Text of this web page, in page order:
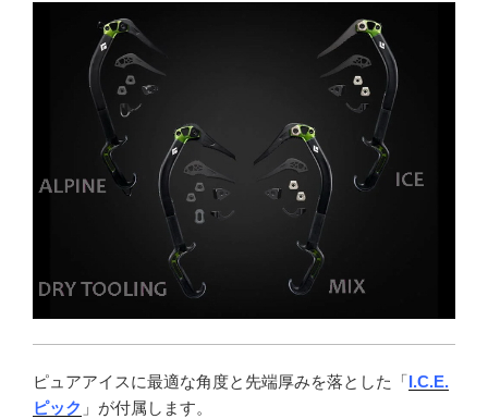
ピュアアイスに最適な角度と先端厚みを落とした「I.C.E.
ピック 」が付属します。